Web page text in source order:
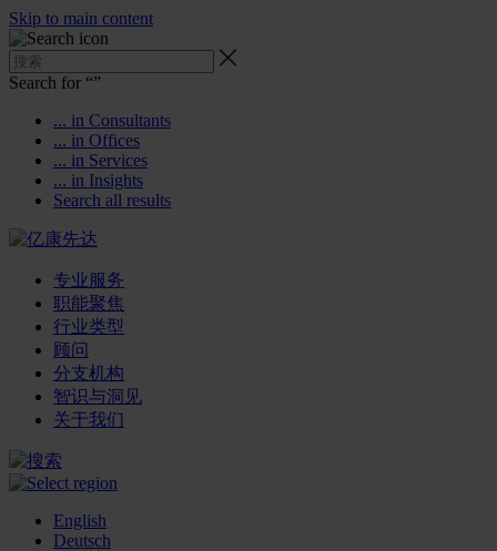
Skip to main content
Search for “”
... in Consultants
... in Offices
... in Services
... in Insights
Search all results
专业服务
职能聚焦
行业类型
顾问
分支机构
智识与洞见
关于我们
English
Deutsch